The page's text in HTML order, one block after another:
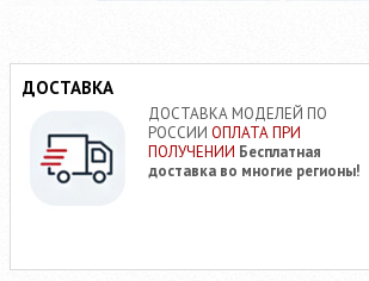
ДОСТАВКА
ДОСТАВКА МОДЕЛЕЙ ПО
РОССИИ ОПЛАТА ПРИ
ПОЛУЧЕНИИ Бесплатная
доставка во многие регионы!